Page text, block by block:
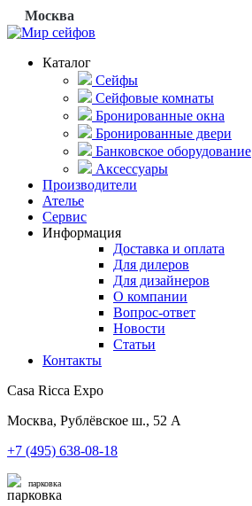
Москва
Каталог
Сейфы
Сейфовые комнаты
Бронированные окна
Бронированные двери
Банковское оборудование
Аксессуары
Производители
Ателье
Сервис
Информация
Доставка и оплата
Для дилеров
Для дизайнеров
О компании
Вопрос-ответ
Новости
Статьи
Контакты
Casa Ricca Expo
Москва, Рублёвское ш., 52 А
+7 (495) 638-08-18
парковка